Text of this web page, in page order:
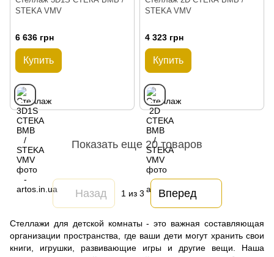
STEKA VMV
6 636 грн
Купить
STEKA VMV
4 323 грн
Купить
Показать еще 20 товаров
Назад 1 из 3 Вперед
Стеллажи для детской комнаты - это важная составляющая
организации пространства, где ваши дети могут хранить свои
книги, игрушки, развивающие игры и другие вещи. Наша